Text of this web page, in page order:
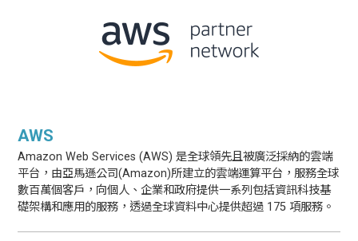
AWS
Amazon Web Services (AWS) 是全球領先且被廣泛採納的雲端
平台，由亞馬遜公司(Amazon)所建立的雲端運算平台，服務全球
數百萬個客戶，向個人、企業和政府提供一系列包括資訊科技基
礎架構和應用的服務，透過全球資料中心提供超過 175 項服務。